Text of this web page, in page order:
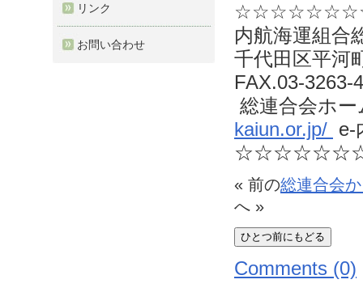
リンク
お問い合わせ
内航海運組
千代田区平
FAX.03-
総連合会ホ
kaiun.or.jp/ e-
« 前の総連合会
へ »
Comments (0)